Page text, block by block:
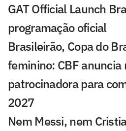
GAT Official Launch
programação oficial
Brasileirão, Copa do
feminino: CBF anuncia
patrocinadora para
2027
Nem Messi, nem